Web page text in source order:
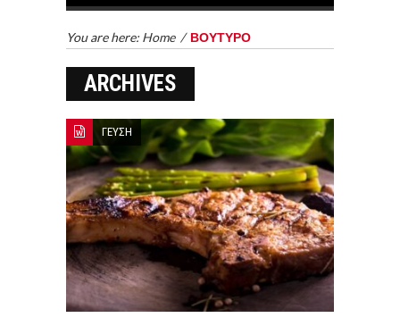
You are here: Home / ΒΟΥΤΥΡΟ
ARCHIVES
ΓΕΥΣΗ